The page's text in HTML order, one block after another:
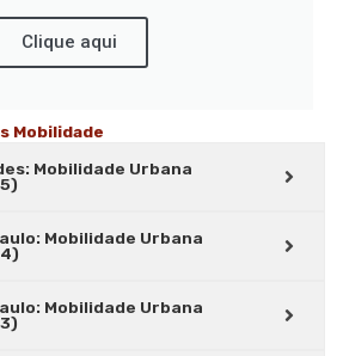
Clique aqui
Mobilidade
Mobilidade Urbana
Mobilidade Urbana
Mobilidade Urbana